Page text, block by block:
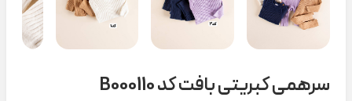
سرهمی کبریتی بافت کد B000110